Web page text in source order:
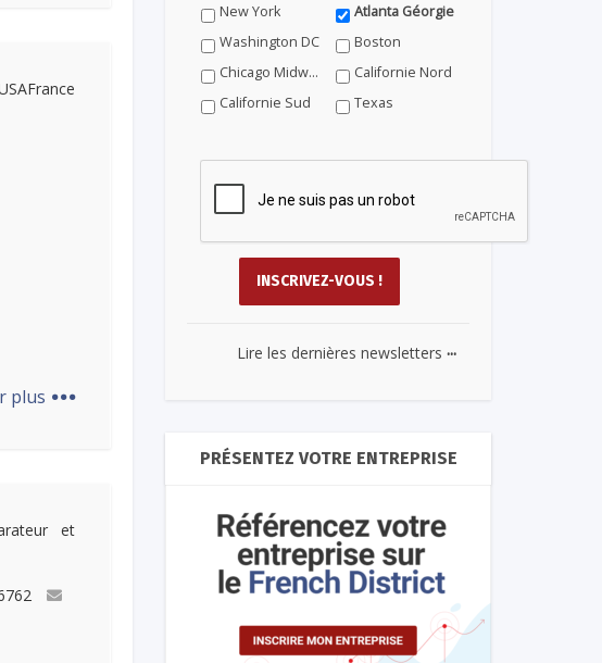
plus ...
et
New York
Atlanta Géorgie
Washington DC
Boston
Chicago Midwest
Californie Nord
Californie Sud
Texas
Lire les dernières newsletters ...
PRÉSENTEZ VOTRE ENTREPRISE